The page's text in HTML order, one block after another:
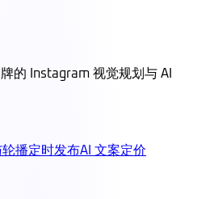
的 Instagram 视觉规划与 AI
播定时发布AI 文案定价